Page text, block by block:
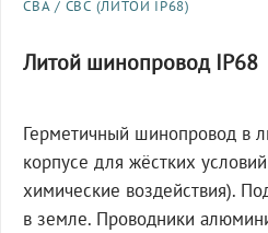
СВА / СВС (ЛИТОЙ IP68)
Литой шинопровод IP68
Герметичный шинопровод в
корпусе для жёстких
химические воздействия).
в земле. Проводники